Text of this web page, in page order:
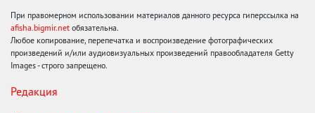
При правомерном использовании материалов данного ресурса гиперссылка на
afisha.bigmir.net обязательна.
Любое копирование, перепечатка и воспроизведение фотографических
произведений и/или аудиовизуальных произведений правообладателя Getty
Images - строго запрещено.
Редакция